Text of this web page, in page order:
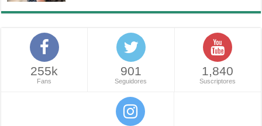
255k
Fans
901
Seguidores
1,840
Suscriptores